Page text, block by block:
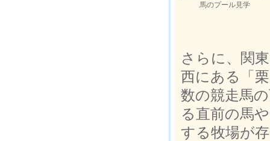
馬のプール見学
さらに、関
西にある「
数の競走馬
る直前の馬
する牧場が